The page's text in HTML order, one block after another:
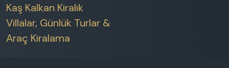
Kaş Kalkan Kiralık
Villalar, Günlük Turlar &
Araç Kiralama